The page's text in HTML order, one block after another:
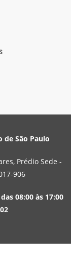
de São Paulo
Prédio Sede -
906
08:00 às 17:00